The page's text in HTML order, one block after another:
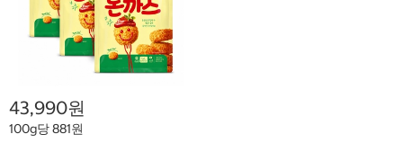
43,990원
100g당 881원